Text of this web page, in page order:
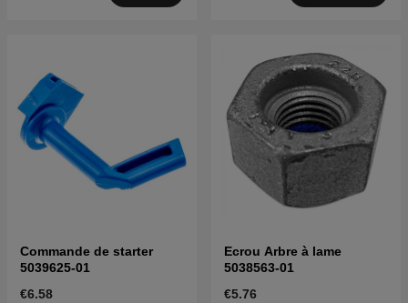
Commande de starter
5039625-01
€6.58
Ecrou Arbre à lame
5038563-01
€5.76